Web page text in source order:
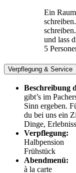
Ein
und lass
5
Verpflegung & Service
Beschreibung
gibt’s im
Sinn ergeben.
du bei uns ein
Dinge,
Verpflegung:
Halbpension
Frühstück
Abendmenü:
à la carte